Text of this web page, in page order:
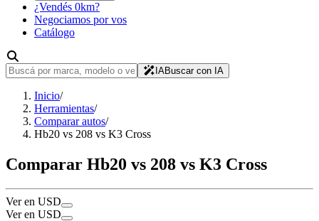
¿Vendés 0km?
Negociamos por vos
Catálogo
IABuscar con IA
Inicio/
Herramientas/
Comparar autos/
Hb20 vs 208 vs K3 Cross
Comparar Hb20 vs 208 vs K3 Cross
Ver en USD
Ver en USD